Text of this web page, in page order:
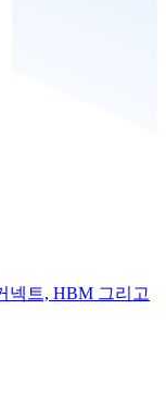
넥트, HBM 그리고